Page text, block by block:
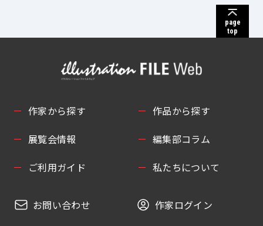
page
top
作家から探す
作品から探す
展覧会情報
編集部コラム
ご利用ガイド
私たちについて
お問い合わせ 作家ログイン